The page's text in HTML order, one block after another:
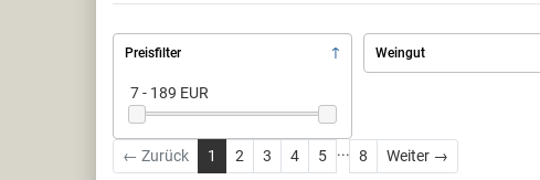
Preisfilter
7 - 189 EUR
Weingut
← Zurück 1 2 3 4 5 ... 8 Weiter →